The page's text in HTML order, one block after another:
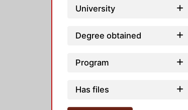
University
Degree obtained
Program
Has files